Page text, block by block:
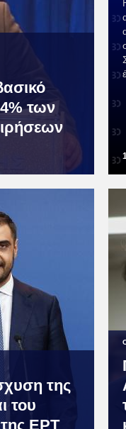
των
της
του
ΕΡΤ